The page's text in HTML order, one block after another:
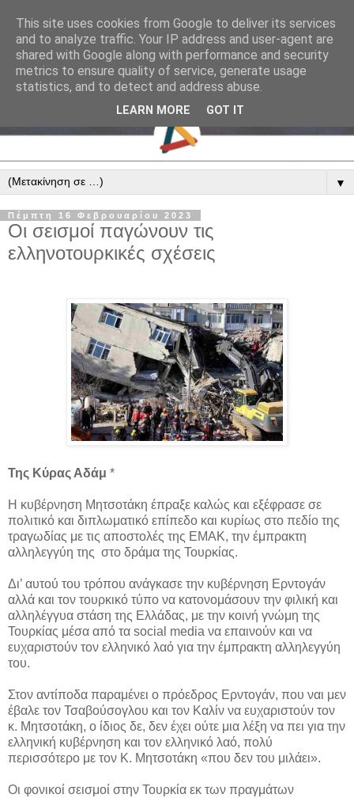
▼
Πέμπτη 16 Φεβρουαρίου 2023
Οι σεισμοί παγώνουν τις
ελληνοτουρκικές σχέσεις
Της Κύρας Αδάμ *
Η κυβέρνηση Μητσοτάκη έπραξε καλώς και εξέφρασε σε
πολιτικό και διπλωματικό επίπεδο και κυρίως στο πεδίο της
τραγωδίας με τις αποστολές της ΕΜΑΚ, την έμπρακτη
αλληλεγγύη της στο δράμα της Τουρκίας.
Δι’ αυτού του τρόπου ανάγκασε την κυβέρνηση Ερντογάν
αλλά και τον τουρκικό τύπο να κατονομάσουν την φιλική και
αλληλέγγυα στάση της Ελλάδας, με την κοινή γνώμη της
Τουρκίας μέσα από τα social media να επαινούν και να
ευχαριστούν τον ελληνικό λαό για την έμπρακτη αλληλεγγύη
του.
Στον αντίποδα παραμένει ο πρόεδρος Ερντογάν, που ναι μεν
έβαλε τον Τσαβούσογλου και τον Καλίν να ευχαριστούν τον
κ. Μητσοτάκη, ο ίδιος δε, δεν έχει ούτε μια λέξη να πει για την
ελληνική κυβέρνηση και τον ελληνικό λαό, πολύ
περισσότερο με τον Κ. Μητσοτάκη «που δεν του μιλάει».
Οι φονικοί σεισμοί στην Τουρκία εκ των πραγμάτων
This site uses cookies from Google to deliver its services
and to analyze traffic. Your IP address and user-agent are
shared with Google along with performance and security
metrics to ensure quality of service, generate usage
statistics, and to detect and address abuse.
LEARN MORE GOT IT